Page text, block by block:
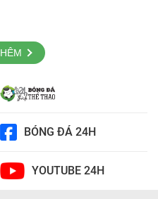
BÓNG ĐÁ 24H
YOUTUBE 24H